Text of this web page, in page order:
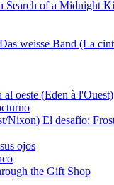
Das weisse Band (La
al oeste (Eden à l'Ouest)
El desafío:
ojos
the Gift Shop